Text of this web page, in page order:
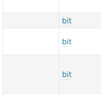
bit
bit
bit